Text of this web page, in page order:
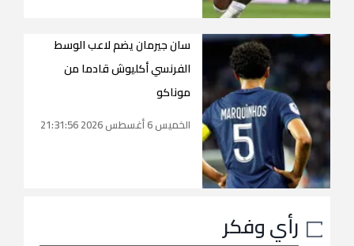
سان جيرمان يضم لاعب الوسط
الفرنسي أكليوش قادما من
موناكو
الخميس 6 أغسطس 2026 21:31:56
رأي وفكر